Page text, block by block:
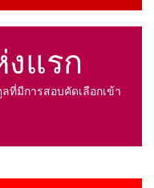
แรก
ที่มีการสอบคัดเลือกเข้า